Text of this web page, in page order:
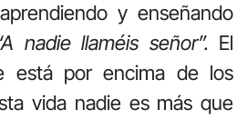
y enseñando
nadie llaméis señor”. El
está por encima de los
vida nadie es más que